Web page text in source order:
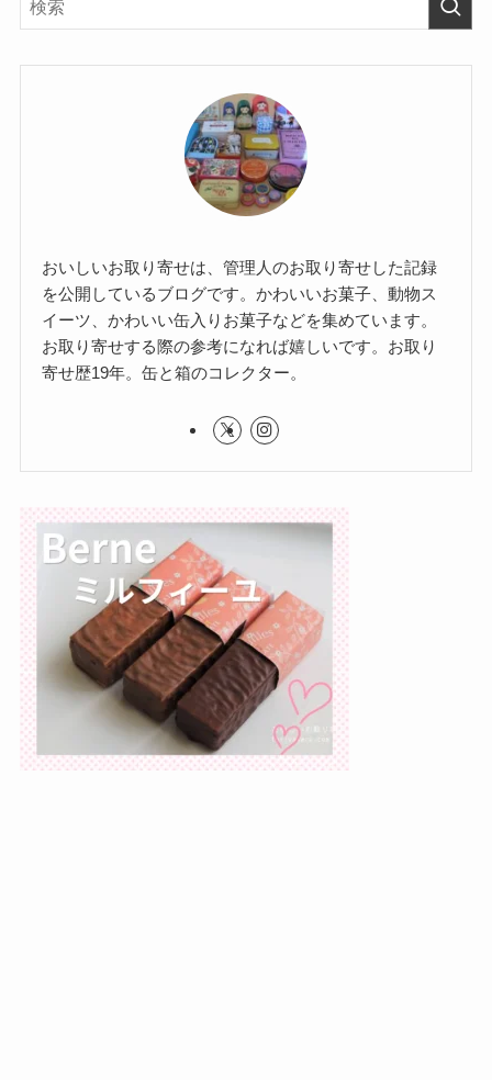
おいしいお取り寄せは、管理人のお取り寄せした記録
を公開しているブログです。かわいいお菓子、動物ス
イーツ、かわいい缶入りお菓子などを集めています。
お取り寄せする際の参考になれば嬉しいです。お取り
寄せ歴19年。缶と箱のコレクター。